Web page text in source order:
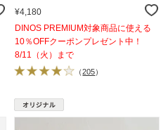
型 無地
¥4,180
DINOS PREMIUM対象商品に使える
10％OFFクーポンプレゼント中！
8/11（火）まで
（205）